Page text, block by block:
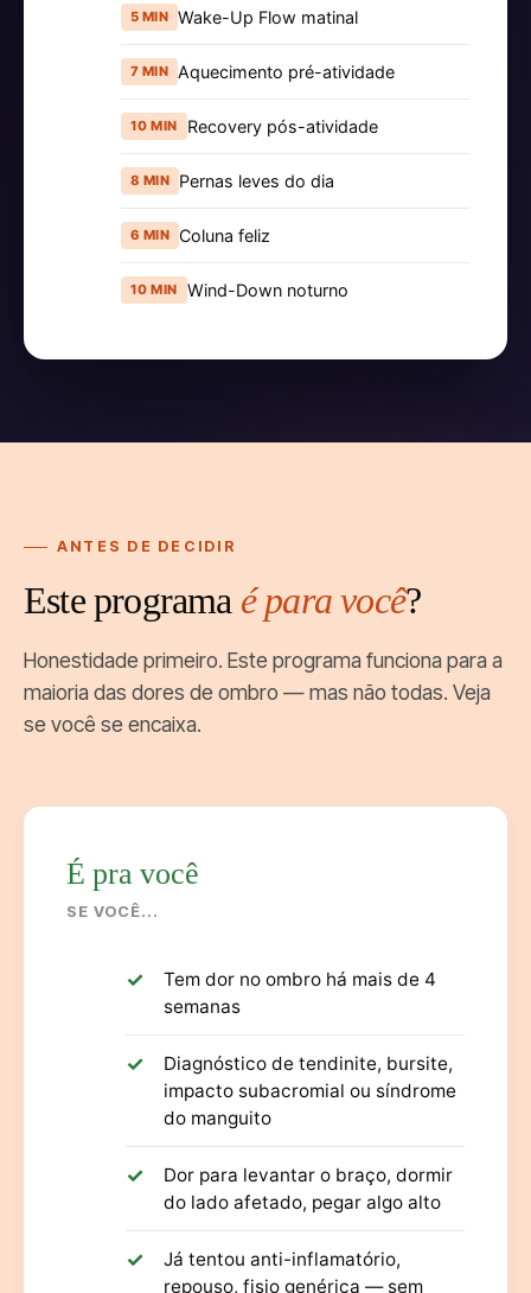
5 MIN Wake-Up Flow matinal
7 MIN Aquecimento pré-atividade
10 MIN Recovery pós-atividade
8 MIN Pernas leves do dia
6 MIN Coluna feliz
10 MIN Wind-Down noturno
ANTES DE DECIDIR
Este programa é para você?
Honestidade primeiro. Este programa funciona para a
maioria das dores de ombro — mas não todas. Veja
se você se encaixa.
É pra você
SE VOCÊ...
Tem dor no ombro há mais de 4
semanas
Diagnóstico de tendinite, bursite,
impacto subacromial ou síndrome
do manguito
Dor para levantar o braço, dormir
do lado afetado, pegar algo alto
Já tentou anti-inflamatório,
repouso, fisio genérica — sem